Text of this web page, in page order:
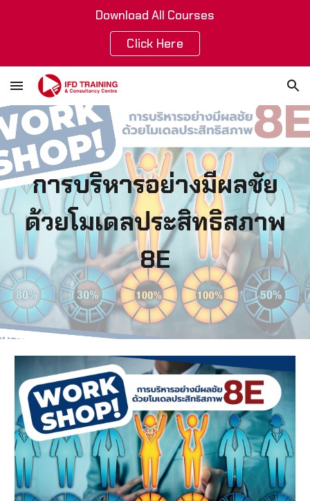
Download All Courses
Click Here
การบริหารอย่างมีผลชัย
ด้วยโมเดลประสิทธิสภาพ
8E